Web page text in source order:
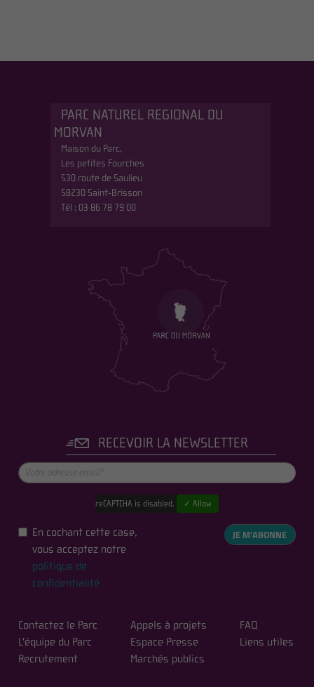
PARC NATUREL REGIONAL DU
MORVAN
Maison du Parc,
Les petites Fourches
530 route de Saulieu
58230 Saint-Brisson
Tél : 03 86 78 79 00
RECEVOIR LA NEWSLETTER
reCAPTCHA is disabled. ✓ Allow
En cochant cette case,
vous acceptez notre
politique de
confidentialité
JE M'ABONNE
Contactez le Parc
L'équipe du Parc
Recrutement
Appels à projets
Espace Presse
Marchés publics
FAQ
Liens utiles